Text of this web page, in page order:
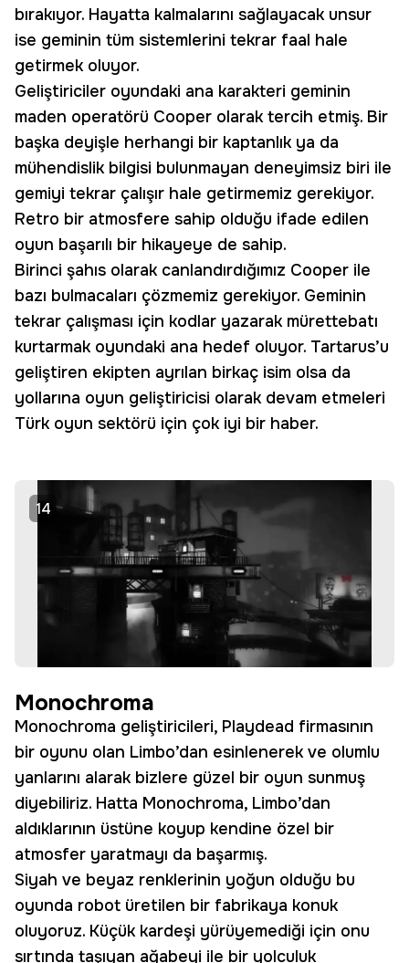
bırakıyor. Hayatta kalmalarını sağlayacak unsur
ise geminin tüm sistemlerini tekrar faal hale
getirmek oluyor.
Geliştiriciler oyundaki ana karakteri geminin
maden operatörü Cooper olarak tercih etmiş. Bir
başka deyişle herhangi bir kaptanlık ya da
mühendislik bilgisi bulunmayan deneyimsiz biri ile
gemiyi tekrar çalışır hale getirmemiz gerekiyor.
Retro bir atmosfere sahip olduğu ifade edilen
oyun başarılı bir hikayeye de sahip.
Birinci şahıs olarak canlandırdığımız Cooper ile
bazı bulmacaları çözmemiz gerekiyor. Geminin
tekrar çalışması için kodlar yazarak mürettebatı
kurtarmak oyundaki ana hedef oluyor. Tartarus’u
geliştiren ekipten ayrılan birkaç isim olsa da
yollarına oyun geliştiricisi olarak devam etmeleri
Türk oyun sektörü için çok iyi bir haber.
14
Monochroma
Monochroma geliştiricileri, Playdead firmasının
bir oyunu olan Limbo’dan esinlenerek ve olumlu
yanlarını alarak bizlere güzel bir oyun sunmuş
diyebiliriz. Hatta Monochroma, Limbo’dan
aldıklarının üstüne koyup kendine özel bir
atmosfer yaratmayı da başarmış.
Siyah ve beyaz renklerinin yoğun olduğu bu
oyunda robot üretilen bir fabrikaya konuk
oluyoruz. Küçük kardeşi yürüyemediği için onu
sırtında taşıyan ağabeyi ile bir yolculuk